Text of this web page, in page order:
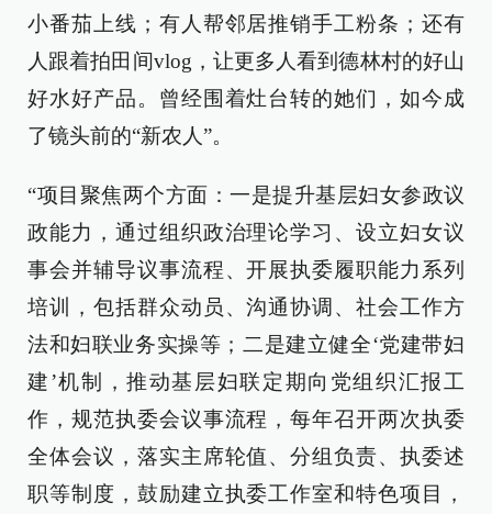
小番茄上线；有人帮邻居推销手工粉条；还有
人跟着拍田间vlog，让更多人看到德林村的好山
好水好产品。曾经围着灶台转的她们，如今成
了镜头前的“新农人”。
“项目聚焦两个方面：一是提升基层妇女参政议
政能力，通过组织政治理论学习、设立妇女议
事会并辅导议事流程、开展执委履职能力系列
培训，包括群众动员、沟通协调、社会工作方
法和妇联业务实操等；二是建立健全‘党建带妇
建’机制，推动基层妇联定期向党组织汇报工
作，规范执委会议事流程，每年召开两次执委
全体会议，落实主席轮值、分组负责、执委述
职等制度，鼓励建立执委工作室和特色项目，